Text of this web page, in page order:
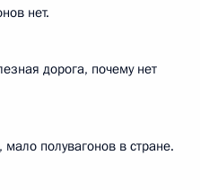
нет.
дорога, почему нет
полувагонов в стране.